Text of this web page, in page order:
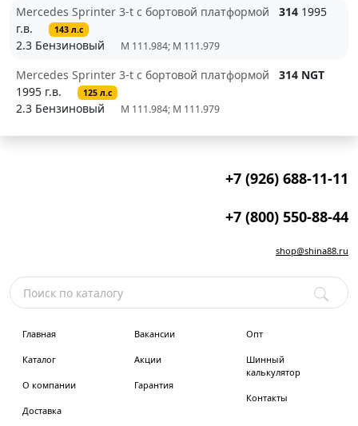
Mercedes Sprinter 3-t c бортовой платформой 314 1995
г.в.
143 л.с
2.3 Бензиновый M 111.984; M 111.979
Mercedes Sprinter 3-t c бортовой платформой
314 NGT
1995 г.в.
125 л.с
2.3 Бензиновый M 111.984; M 111.979
+7 (926) 688-11-11
+7 (800) 550-88-44
shop@shina88.ru
Главная
Каталог
О компании
Доставка
Вакансии
Акции
Гарантия
Опт
Шинный
калькулятор
Контакты